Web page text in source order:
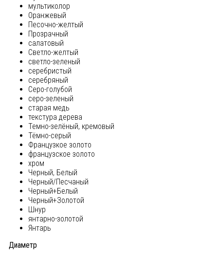
мультиколор
Оранжевый
Песочно-желтый
Прозрачный
салатовый
Светло-желтый
светло-зеленый
серебристый
серебряный
Серо-голубой
серо-зеленый
старая медь
текстура дерева
Темно-зелёный, кремовый
Тёмно-серый
Французкое золото
французское золото
хром
Черный, Белый
Черный/Песчаный
Черный+Белый
Черный+Золотой
Шнур
янтарно-золотой
Янтарь
Диаметр